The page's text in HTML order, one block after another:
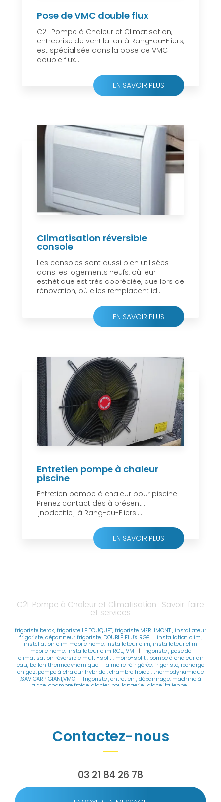
Pose de VMC double flux
C2L Pompe à Chaleur et Climatisation,
entreprise de ventilation à Rang-du-Fliers,
est spécialisée dans la pose de VMC
double flux....
EN SAVOIR PLUS
Climatisation réversible
console
Les consoles sont aussi bien utilisées
dans les logements neufs, où leur
esthétique est très appréciée, que lors de
rénovation, où elles remplacent id...
EN SAVOIR PLUS
Entretien pompe à chaleur
piscine
Entretien pompe à chaleur pour piscine
Prenez contact dès à présent :
[node:title] à Rang-du-Fliers....
EN SAVOIR PLUS
C2L Pompe à Chaleur et Climatisation : Savoir-faire
et services
frigoriste berck, frigoriste LE TOUQUET, frigoriste MERLIMONT , installateur
frigoriste, dépanneur frigoriste, DOUBLE FLUX RGE | installation clim,
installation clim mobile home, installateur clim, installateur clim
mobile home, installateur clim RGE, VMI | frigoriste , pose de
climatisation réversible multi-split , mono-split , pompe à chaleur air
eau, ballon thermodynamique | armoire réfrigérée, frigoriste, recharge
en gaz, pompe à chaleur hybride , chambre froide , thermodynamique
,SAV CARPIGIANI,VMC | frigoriste , entretien , dépannage, machine à
glace ,chambre froide ,glacier ,boulangerie , glace italienne ,
déshumidificateur , purificateur d'air, pompe à chaleur , piscine ,
gainable , climatisation plafonnier 4 voies, gainable shogun
chaleur, remplacement VMC , remplacement ventilation , extracteur
rénovation globale de l'habitat , RGE VMC , RGE pompe à chaleur ,
installateur RGE VMC , installateur RGE pompe à chaleur , climatisation
Contactez-nous
03 21 84 26 78